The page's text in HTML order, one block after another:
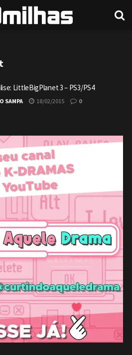
LittleBigPlanet 3 – PS3/PS4
SAMPA 18/02/2015 0